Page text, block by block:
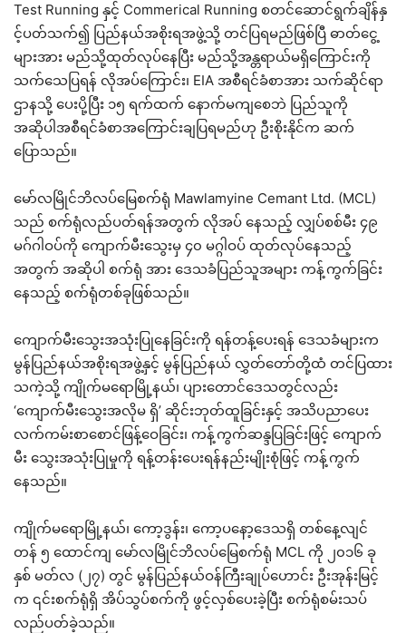
Test Running နှင့် Commerical Running စတင်ဆောင်ရွက်ချိန်နှ
င့်ပတ်သက်၍ ပြည်နယ်အစိုးရအဖွဲ့သို့ တင်ပြရမည်ဖြစ်ပြီ ဓာတ်ငွေ့
များအား မည်သို့ထုတ်လုပ်နေပြီး မည်သို့အန္တရာယ်မရှိကြောင်းကို
သက်သေပြရန် လိုအပ်ကြောင်း၊ EIA အစီရင်ခံစာအား သက်ဆိုင်ရာ
ဌာနသို့ ပေးပို့ပြီး ၁၅ ရက်ထက် နောက်မကျစေဘဲ ပြည်သူကို
အဆိုပါအစီရင်ခံစာအကြောင်းချပြရမည်ဟု ဦးစိုးနိုင်က ဆက်
ပြောသည်။
မော်လမြိုင်ဘိလပ်မြေစက်ရုံ Mawlamyine Cemant Ltd. (MCL)
သည် စက်ရုံလည်ပတ်ရန်အတွက် လိုအပ် နေသည့် လျှပ်စစ်မီး ၄၉
မဂ်ဂါဝပ်ကို ကျောက်မီးသွေးမှ ၄၀ မဂ္ဂါဝပ် ထုတ်လုပ်နေသည့်
အတွက် အဆိုပါ စက်ရုံ အား ဒေသခံပြည်သူအများ ကန့်ကွက်ခြင်း
နေသည့် စက်ရုံတစ်ခုဖြစ်သည်။
ကျောက်မီးသွေးအသုံးပြုနေခြင်းကို ရန်တန့်ပေးရန် ဒေသခံများက
မွန်ပြည်နယ်အစိုးရအဖွဲ့နှင့် မွန်ပြည်နယ် လွှတ်တော်တို့ထံ တင်ပြထား
သကဲ့သို့ ကျိုက်မရောမြို့နယ်၊ ပျားတောင်ဒေသတွင်လည်း
‘ကျောက်မီးသွေးအလိုမ ရှိ’ ဆိုင်းဘုတ်ထူခြင်းနှင့် အသိပညာပေး
လက်ကမ်းစာစောင်ဖြန့်ဝေခြင်း၊ ကန့်ကွက်ဆန္ဒပြခြင်းဖြင့် ကျောက်
မီး သွေးအသုံးပြုမှုကို ရန့်တန်းပေးရန်နည်းမျိုးစုံဖြင့် ကန့်ကွက်
နေသည်။
ကျိုက်မရောမြို့နယ်၊ ကော့ဒွန်း၊ ကော့ပနော့ဒေသရှိ တစ်နေ့လျင်
တန် ၅ ထောင်ကျ မော်လမြိုင်ဘိလပ်မြေစက်ရုံ MCL ကို ၂၀၁၆ ခု
နှစ် မတ်လ (၂၇) တွင် မွန်ပြည်နယ်ဝန်ကြီးချုပ်ဟောင်း ဦးအုန်းမြင့်
က ၎င်းစက်ရုံရှိ အိပ်သွပ်စက်ကို ဖွင့်လှစ်ပေးခဲ့ပြီး စက်ရုံစမ်းသပ်
လည်ပတ်ခဲ့သည်။